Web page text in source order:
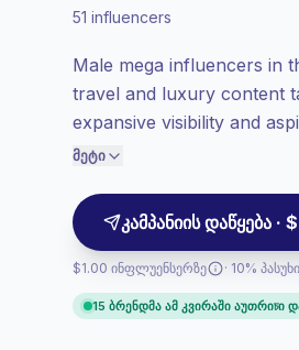
51 influencers
Male mega influencers in
travel and luxury content
expansive visibility and
relevance. Campaign-
მეტი
კამპანიის დაწყება ·
$1.00 ინფლუენსერზე
Keepface-ის მიერ განსაზღვრული.
მეგა მიზიდულობა (1M+
აუდიტორია = მეტი ღირებულება
კონტაქტზე.
კარგი ჩართულობა(3.3%
ჩართული აუდიტორია უკეთ
ამიტომ ჩვენ ფასი აქ
· 10%
15 ბრენდმა ამ კვირაში აუთრიচი